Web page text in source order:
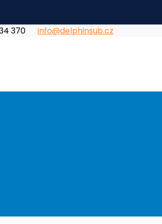
370 info@delphinsub.cz